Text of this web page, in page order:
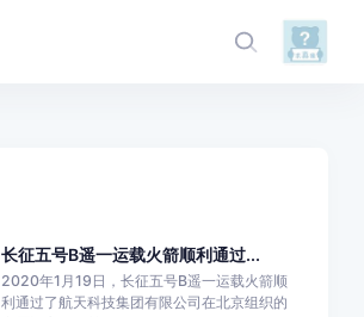
长征五号B遥一运载火箭顺利通过...
2020年1月19日，长征五号B遥一运载火箭顺
利通过了航天科技集团有限公司在北京组织的